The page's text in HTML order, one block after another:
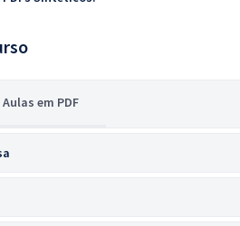
Aulas em PDF